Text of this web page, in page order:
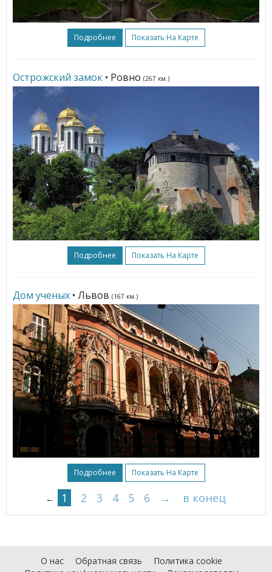
Подробнее Показать На Карте
Острожский замок • Ровно (267 км.)
Подробнее Показать На Карте
Дом ученых • Львов (167 км.)
Подробнее Показать На Карте
← 1 2 3 4 5 6 → в конец
О нас Обратная связь
Политика cookie